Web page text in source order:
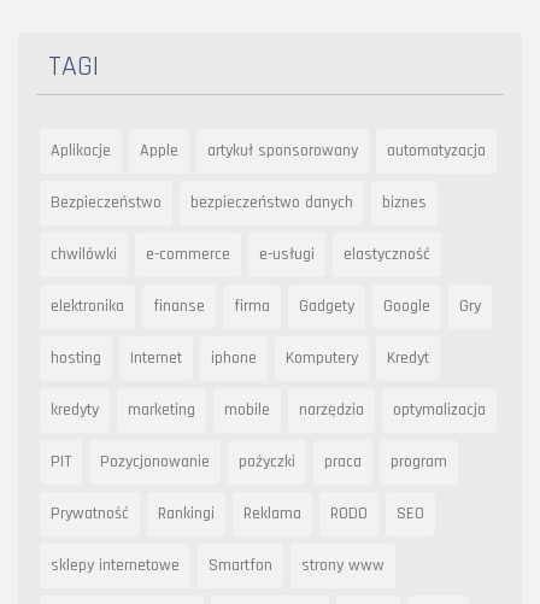
TAGI
Aplikacje Apple artykuł sponsorowany automatyzacja
Bezpieczeństwo bezpieczeństwo danych biznes
chwilówki e-commerce e-usługi elastyczność
elektronika finanse firma Gadgety Google Gry
hosting Internet iphone Komputery Kredyt
kredyty marketing mobile narzędzia optymalizacja
PIT Pozycjonowanie pożyczki praca program
Prywatność Rankingi Reklama RODO SEO
sklepy internetowe Smartfon strony www